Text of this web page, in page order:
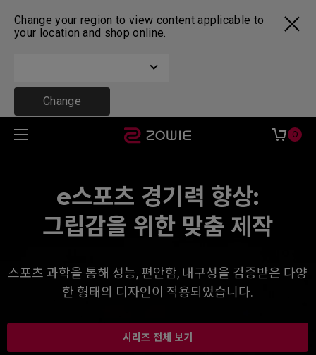
Change your region to view content applicable to
your location and shop online.
Change
0
e스포츠 경기력 향상:
그립감을 위한 맞춤 제작
스포츠 과학을 통해 성능, 편안함, 내구성을 검증받은 다양
한 형태의 디자인이 적용되었습니다.
시리즈 전체 보기